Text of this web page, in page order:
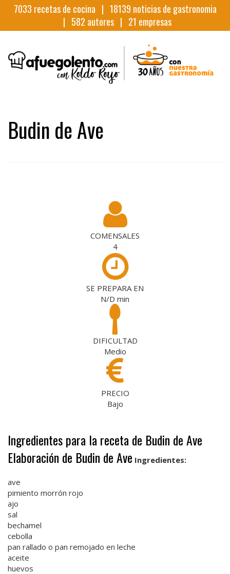
7033 recetas de cocina | 18139 noticias de gastronomia
| 582 autores | 21 empresas
Budin de Ave
COMENSALES
4
SE PREPARA EN
N/D min
DIFICULTAD
Medio
PRECIO
Bajo
Ingredientes para la receta de Budin de Ave
Elaboración de Budin de Ave Ingredientes:
ave
pimiento morrón rojo
ajo
sal
bechamel
cebolla
pan rallado o pan remojado en leche
aceite
huevos